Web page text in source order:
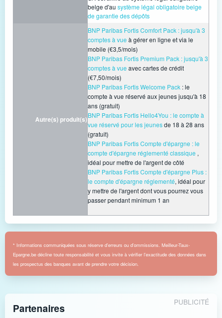
belge d'au système légal obligatoire belge
de garantie des dépôts
Autre(s) produit(s)
BNP Paribas Fortis Comfort Pack : jusqu'à 3
comptes à vue à gérer en ligne et via le
mobile (€3,5/mois)
BNP Paribas Fortis Premium Pack : jusqu'à 3
comptes à vue avec cartes de crédit
(€7,50/mois)
BNP Paribas Fortis Welcome Pack : le
compte à vue réservé aux jeunes jusqu'à 18
ans (gratuit)
BNP Paribas Fortis Hello4You : le compte à
vue réservé pour les jeunesde 18 à 28 ans
(gratuit)
BNP Paribas Fortis Compte d'épargne : le
compte d'épargne réglementé classique ,
idéal pour mettre de l'argent de côté
BNP Paribas Fortis Compte d'épargne Plus :
le compte d'épargne réglementé, idéal pour
y mettre de l'argent dont vous pourrez vous
passer pendant minimum 1 an
* Informations communiquées sous réserve d'erreurs ou d'ommissions. Meilleur-Taux-
Epargne.be décline toute responsabilité et vous invite à vérifier l'exactitude des données dans
les prospectus des banques avant de prendre votre décision.
Partenaires PUBLICITÉ